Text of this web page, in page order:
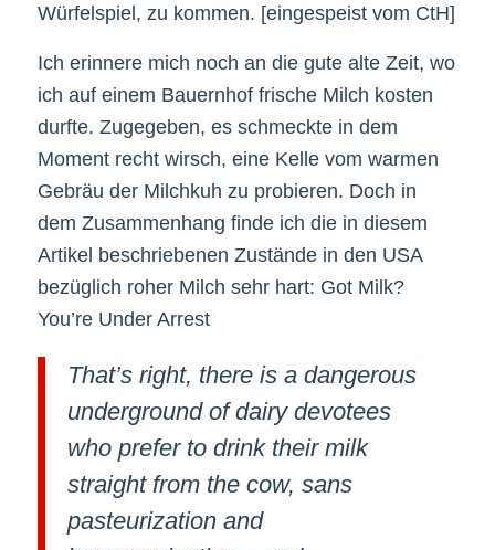
Würfelspiel, zu kommen. [eingespeist vom CtH]
Ich erinnere mich noch an die gute alte Zeit, wo
ich auf einem Bauernhof frische Milch kosten
durfte. Zugegeben, es schmeckte in dem
Moment recht wirsch, eine Kelle vom warmen
Gebräu der Milchkuh zu probieren. Doch in
dem Zusammenhang finde ich die in diesem
Artikel beschriebenen Zustände in den USA
bezüglich roher Milch sehr hart: Got Milk?
You’re Under Arrest
That’s right, there is a dangerous
underground of dairy devotees
who prefer to drink their milk
straight from the cow, sans
pasteurization and